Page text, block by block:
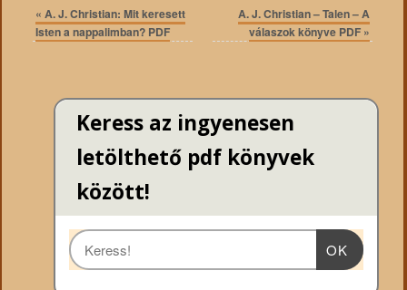
« A. J. Christian: Mit keresett
Isten a nappalimban? PDF
A. J. Christian – Talen – A
válaszok könyve PDF »
Keress az ingyenesen
letölthető pdf könyvek
között!
OK